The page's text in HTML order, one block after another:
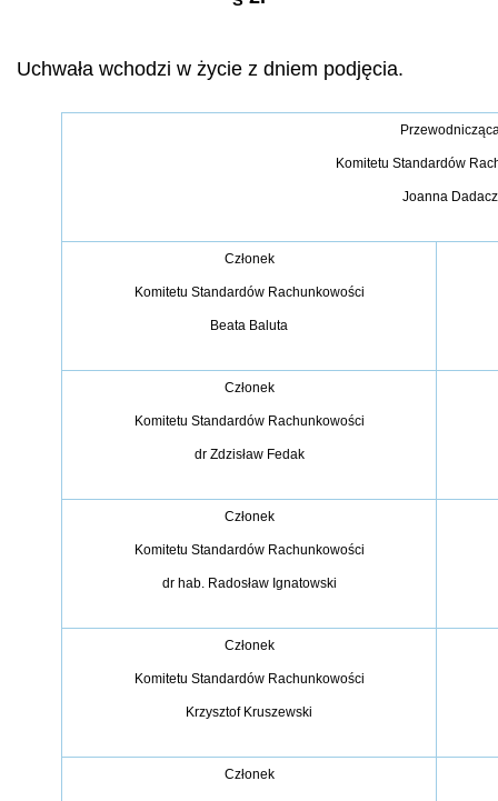
Uchwała wchodzi w życie z dniem podjęcia.
Komitetu Standardów
Joanna Dadacz
Członek
Komitetu Standardów Rachunkowości
Beata Baluta
Członek
Komitetu Standardów Rachunkowości
dr Zdzisław Fedak
Członek
Komitetu Standardów Rachunkowości
dr hab. Radosław Ignatowski
Członek
Komitetu Standardów Rachunkowości
Krzysztof Kruszewski
Członek